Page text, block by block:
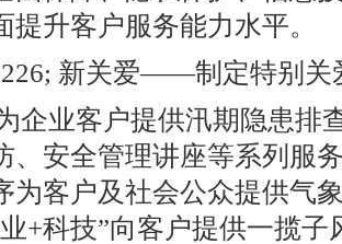
提升客户服务能力水平。
新关爱——制定特别关
企业客户提供汛期隐患排
、安全管理讲座等系列服
为客户及社会公众提供气
+科技”向客户提供一揽